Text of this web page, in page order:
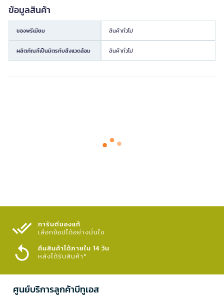
ข้อมูลสินค้า
ของพรีเมียม สินค้าทั่วไป
ผลิตภัณฑ์เป็นมิตรกับสิ่งแวดล้อม สินค้าทั่วไป
การันตีของแท้
เลือกช้อปได้อย่างมั่นใจ​
คืนสินค้าได้ภายใน 14 วัน
หลังได้รับสินค้า*
ศูนย์บริการลูกค้าบีทูเอส